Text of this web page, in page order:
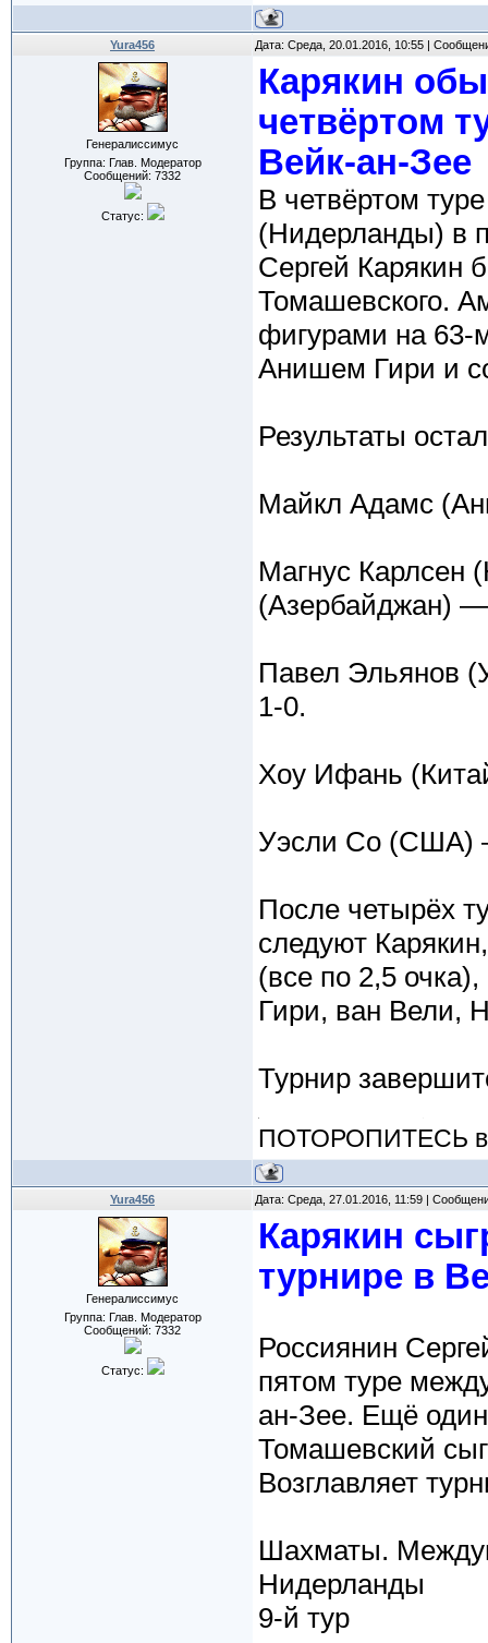
Yura456 Дата: Среда, 20.01.2016, 10:55 |
Генералиссимус
Группа: Глав. Модератор
Сообщений: 7332
Статус:
Карякин
четвёртом
Вейк-ан-Зее
В четвёртом
(Нидерланды) в
Сергей Карякин
Томашевского.
фигурами на 63-
Анишем Гири и
Результаты
Майкл Адамс
Магнус
(Азербайджан)
Павел Эльянов
1-0.
Хоу Ифань
Уэсли Со (США)
После четырёх
следуют
(все по 2,5
Гири, ван Вели,
Турнир
ПОТОРОПИТЕСЬ
Yura456 Дата: Среда, 27.01.2016, 11:59 |
Генералиссимус
Группа: Глав. Модератор
Сообщений: 7332
Статус:
Карякин
турнире в
Россиянин
пятом туре
ан-Зее. Ещё
Томашевский
Возглавляет
Шахматы.
Нидерланды
9-й тур